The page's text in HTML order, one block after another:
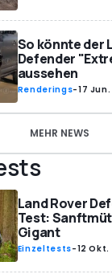
So könnte der
Defender
aussehen
Renderings-17 Jun.
MEHR NEWS
Land Rover
Test:
Gigant
Einzeltests-12